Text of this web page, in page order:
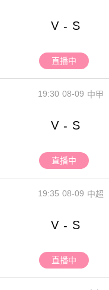
V - S
直播中
08-09
19:30 中甲
V - S
直播中
08-09
19:35 中超
V - S
直播中